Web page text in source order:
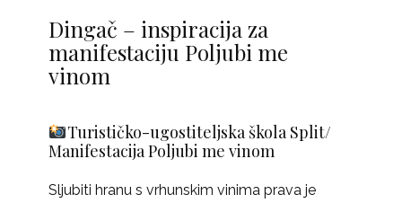
Dingač – inspiracija za
manifestaciju Poljubi me
vinom
Turističko-ugostiteljska škola Split/
Manifestacija Poljubi me vinom
Sljubiti hranu s vrhunskim vinima prava je